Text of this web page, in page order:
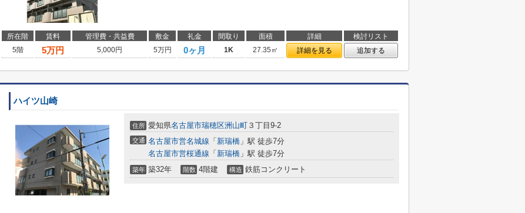
所在階 賃料 管理費・共益費 敷金 礼金 間取り 面積 詳細
検討リスト
5階
5万円 5,000円 5万円 0ヶ月 1K 27.35㎡ 詳細を見る 追加する
ハイツ山崎
住所 愛知県名古屋市瑞穂区洲山町 ３丁目9-2
交通 名古屋市営名城線 「 新瑞橋 」駅 徒歩7分
名古屋市営桜通線 「 新瑞橋 」駅 徒歩7分
築年 築32年 階数 4階建 構造 鉄筋コンクリート